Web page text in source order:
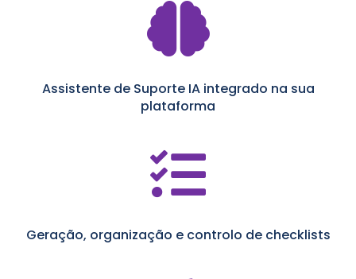

Assistente de Suporte IA integrado na sua
plataforma

Geração, organização e controlo de checklists